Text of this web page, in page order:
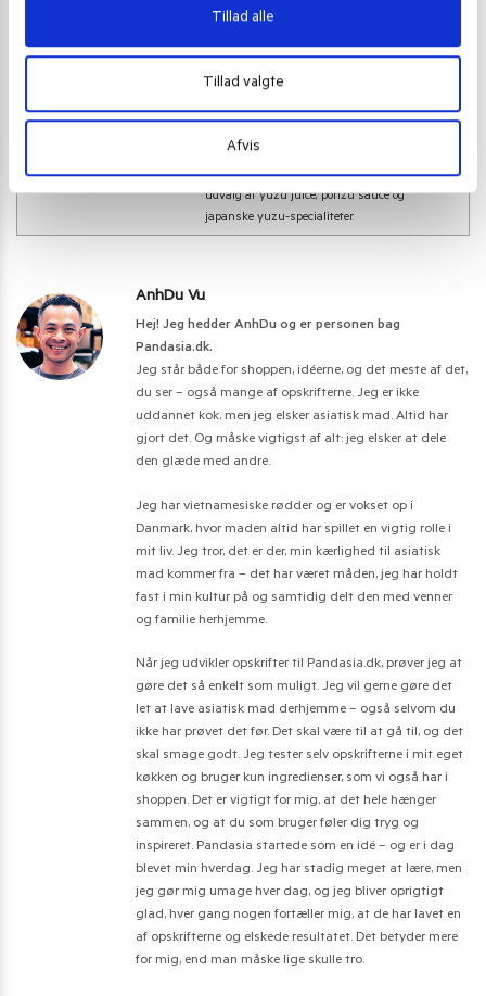
Tillad alle
Tillad valgte
Afvis
Juice & Ponzu
Oplev den unikke smag af yuzu! Hos
Pandasia.dk finder du Danmarks bedste
udvalg af yuzu juice, ponzu sauce og
japanske yuzu-specialiteter.
AnhDu Vu
Hej! Jeg hedder AnhDu og er personen bag
Pandasia.dk.
Jeg står både for shoppen, idéerne, og det meste af det,
du ser – også mange af opskrifterne. Jeg er ikke
uddannet kok, men jeg elsker asiatisk mad. Altid har
gjort det. Og måske vigtigst af alt: jeg elsker at dele
den glæde med andre.
Jeg har vietnamesiske rødder og er vokset op i
Danmark, hvor maden altid har spillet en vigtig rolle i
mit liv. Jeg tror, det er der, min kærlighed til asiatisk
mad kommer fra – det har været måden, jeg har holdt
fast i min kultur på og samtidig delt den med venner
og familie herhjemme.
Når jeg udvikler opskrifter til Pandasia.dk, prøver jeg at
gøre det så enkelt som muligt. Jeg vil gerne gøre det
let at lave asiatisk mad derhjemme – også selvom du
ikke har prøvet det før. Det skal være til at gå til, og det
skal smage godt. Jeg tester selv opskrifterne i mit eget
køkken og bruger kun ingredienser, som vi også har i
shoppen. Det er vigtigt for mig, at det hele hænger
sammen, og at du som bruger føler dig tryg og
inspireret. Pandasia startede som en idé – og er i dag
blevet min hverdag. Jeg har stadig meget at lære, men
jeg gør mig umage hver dag, og jeg bliver oprigtigt
glad, hver gang nogen fortæller mig, at de har lavet en
af opskrifterne og elskede resultatet. Det betyder mere
for mig, end man måske lige skulle tro.